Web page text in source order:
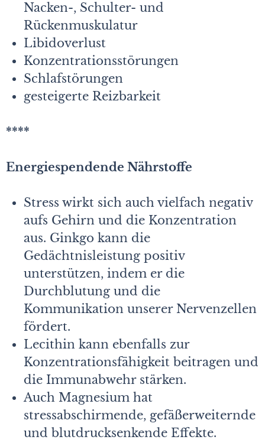
Nacken-, Schulter- und
Rückenmuskulatur
Libidoverlust
Konzentrationsstörungen
Schlafstörungen
gesteigerte Reizbarkeit
****
Energiespendende Nährstoffe
Stress wirkt sich auch vielfach negativ
aufs Gehirn und die Konzentration
aus. Ginkgo kann die
Gedächtnisleistung positiv
unterstützen, indem er die
Durchblutung und die
Kommunikation unserer Nervenzellen
fördert.
Lecithin kann ebenfalls zur
Konzentrationsfähigkeit beitragen und
die Immunabwehr stärken.
Auch Magnesium hat
stressabschirmende, gefäßerweiternde
und blutdrucksenkende Effekte.